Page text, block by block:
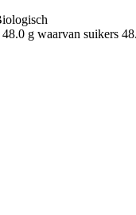
g waarvan suikers